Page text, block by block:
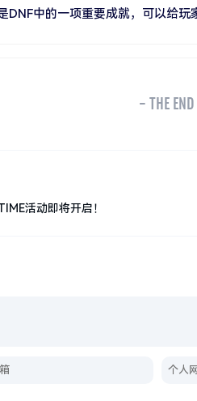
中的一项重要成就，可以给玩
- THE
活动即将开启！